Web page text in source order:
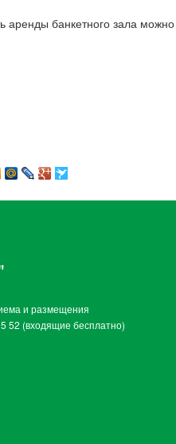
аренды банкетного зала можно
и размещения
52 (входящие бесплатно)